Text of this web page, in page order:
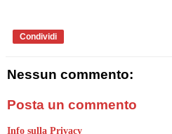
Condividi
Nessun commento:
Posta un commento
Info sulla Privacy